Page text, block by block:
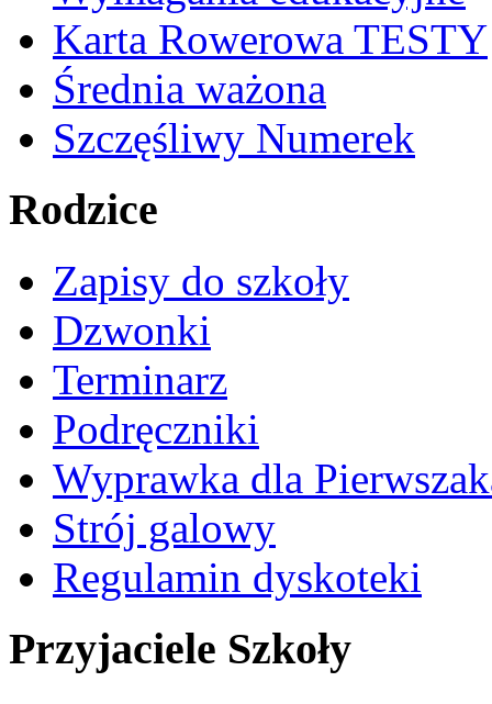
Karta Rowerowa TESTY
Średnia ważona
Szczęśliwy Numerek
Rodzice
Zapisy do szkoły
Dzwonki
Terminarz
Podręczniki
Wyprawka dla
Strój galowy
Regulamin dyskoteki
Przyjaciele Szkoły